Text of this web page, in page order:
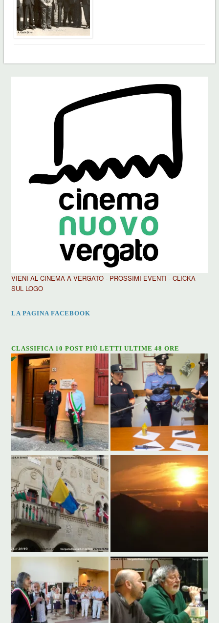
VIENI AL CINEMA A VERGATO - PROSSIMI EVENTI - CLICKA
SUL LOGO
LA PAGINA FACEBOOK
CLASSIFICA 10 POST PIÙ LETTI ULTIME 48 ORE